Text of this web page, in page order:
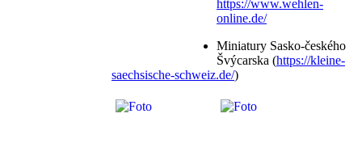
https://www.wehlen-
online.de/
Miniatury Sasko-českého
Švýcarska (https://kleine-
saechsische-schweiz.de/)